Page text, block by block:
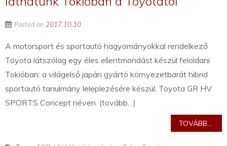
Posted on 2017.10.10
A motorsport és sportautó hagyományokkal rendelkező
Toyota látszólag egy éles ellentmondást készül feloldani
Tokióban: a világelső japán gyártó környezetbarát hibrid
sportautó tanulmány leleplezésére készül, Toyota GR HV
SPORTS Concept néven. (tovább…)
TOVÁBB...